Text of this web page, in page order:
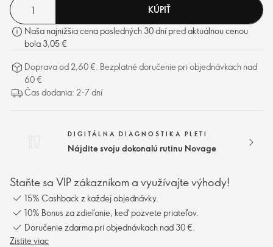
KÚPIŤ
Naša najnižšia cena posledných 30 dní pred aktuálnou cenou
bola 3,05 €
Doprava od 2,60 €. Bezplatné doručenie pri objednávkach nad
60 €
Čas dodania: 2-7 dní
DIGITÁLNA DIAGNOSTIKA PLETI
Nájdite svoju dokonalú rutinu Novage
Staňte sa VIP zákazníkom a využívajte výhody!
15% Cashback z každej objednávky.
10% Bonus za zdieľanie, keď pozvete priateľov.
Doručenie zdarma pri objednávkach nad 30 €.
Zistite viac